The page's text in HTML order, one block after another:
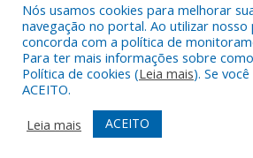
Todos os direitos reservados a Câmara
Mapa do Site
Acessar Área
Acessar Webmail
Nós usamos cookies para melhorar
navegação no portal. Ao utilizar nosso
concorda com a política de
Para ter mais informações sobre
Política de cookies (Leia mais). Se
ACEITO.
Leia mais
ACEITO